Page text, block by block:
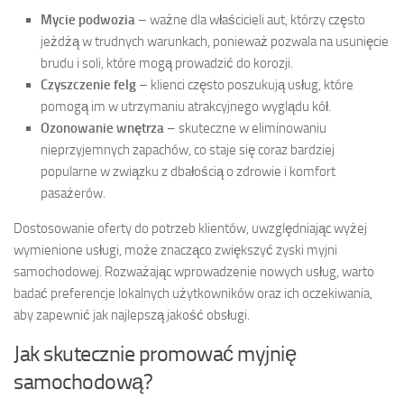
Mycie podwozia – ważne dla właścicieli aut, którzy często
jeżdżą w trudnych warunkach, ponieważ pozwala na usunięcie
brudu i soli, które mogą prowadzić do korozji.
Czyszczenie felg – klienci często poszukują usług, które
pomogą im w utrzymaniu atrakcyjnego wyglądu kół.
Ozonowanie wnętrza – skuteczne w eliminowaniu
nieprzyjemnych zapachów, co staje się coraz bardziej
popularne w związku z dbałością o zdrowie i komfort
pasażerów.
Dostosowanie oferty do potrzeb klientów, uwzględniając wyżej
wymienione usługi, może znacząco zwiększyć zyski myjni
samochodowej. Rozważając wprowadzenie nowych usług, warto
badać preferencje lokalnych użytkowników oraz ich oczekiwania,
aby zapewnić jak najlepszą jakość obsługi.
Jak skutecznie promować myjnię
samochodową?